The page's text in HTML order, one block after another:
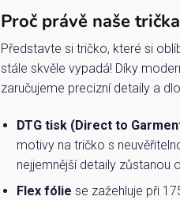
Proč právě naše
Představte si tričko, které si
stále skvěle vypadá! Díky
zaručujeme precizní detaily a
DTG tisk (Direct to
motivy na tričko s
nejjemnější detaily zůstanou
Flex fólie se zažehluje při